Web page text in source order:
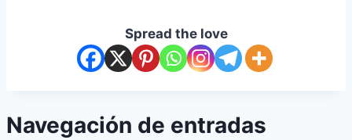
Spread the love
Navegación de entradas